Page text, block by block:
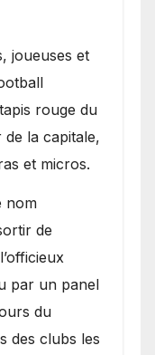
joueuses et
rouge du
la capitale,
et micros.
nom
de
par un panel
du
des clubs les